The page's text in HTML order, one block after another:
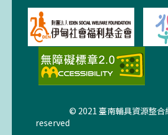
© 2021 臺南輔具資源整
reserved